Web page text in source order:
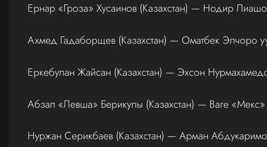
Ернар «Гроза» Хусаинов (Казахстан) — Нодир
Ахмед Гадаборщев (Казахстан) — Оматбек Элчоро
Еркебулан Жайсан (Казахстан) — Эхсон
Абзал «Левша» Берикулы (Казахстан) — Ваге
Нуржан Серикбаев (Казахстан) — Арман